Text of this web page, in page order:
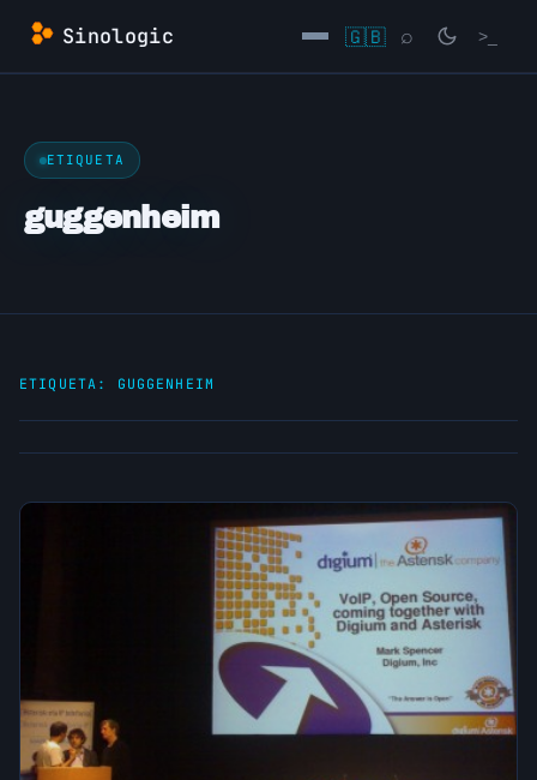
Saltar
contenido
Sinologic 🇬🇧 ⌕ >_
ETIQUETA
guggenheim
ETIQUETA: GUGGENHEIM